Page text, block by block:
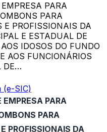
PARA
PARA
E PROFISSIONAIS DA
E ESTADUAL DE
IDOSOS DO FUNDO
AOS FUNCIONÁRIOS
DE…
(e-SIC)
PARA
PARA
PROFISSIONAIS DA